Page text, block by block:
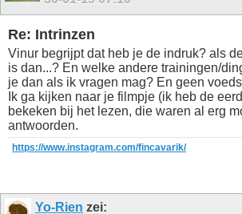
Re: Intrinzen
Vinur begrijpt dat heb je de indruk? als
is dan...? En welke andere trainingen/
je dan als ik vragen mag? En geen
Ik ga kijken naar je filmpje (ik heb de
bekeken bij het lezen, die waren al erg
antwoorden.
https://www.instagram.com/fincavarik/
Yo-Rien zei: